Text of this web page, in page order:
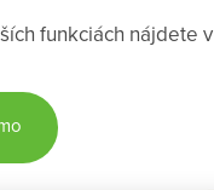
funkciách nájdete v